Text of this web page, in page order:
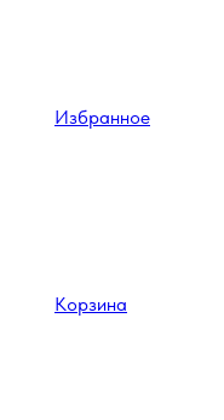
Избранное
Корзина